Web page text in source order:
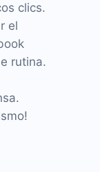
clics.
el
rutina.